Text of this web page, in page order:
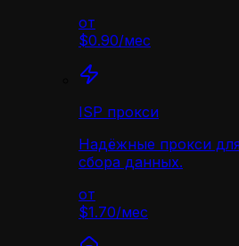
от
$0.90/мес
ISP прокси
Надёжные прокси
сбора данных.
от
$1.70/мес